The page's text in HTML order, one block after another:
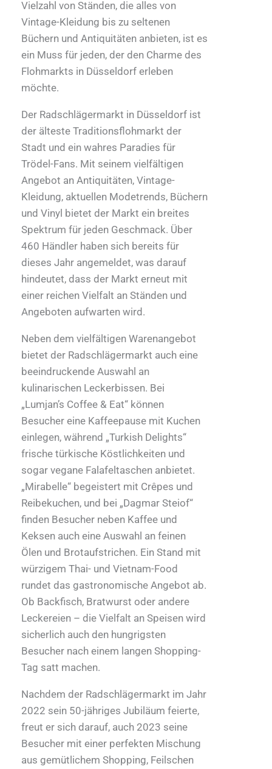
Vielzahl von Ständen, die alles von
Vintage-Kleidung bis zu seltenen
Büchern und Antiquitäten anbieten, ist es
ein Muss für jeden, der den Charme des
Flohmarkts in Düsseldorf erleben
möchte.
Der Radschlägermarkt in Düsseldorf ist
der älteste Traditionsflohmarkt der
Stadt und ein wahres Paradies für
Trödel-Fans. Mit seinem vielfältigen
Angebot an Antiquitäten, Vintage-
Kleidung, aktuellen Modetrends, Büchern
und Vinyl bietet der Markt ein breites
Spektrum für jeden Geschmack. Über
460 Händler haben sich bereits für
dieses Jahr angemeldet, was darauf
hindeutet, dass der Markt erneut mit
einer reichen Vielfalt an Ständen und
Angeboten aufwarten wird.
Neben dem vielfältigen Warenangebot
bietet der Radschlägermarkt auch eine
beeindruckende Auswahl an
kulinarischen Leckerbissen. Bei
„Lumjan’s Coffee & Eat“ können
Besucher eine Kaffeepause mit Kuchen
einlegen, während „Turkish Delights“
frische türkische Köstlichkeiten und
sogar vegane Falafeltaschen anbietet.
„Mirabelle“ begeistert mit Crêpes und
Reibekuchen, und bei „Dagmar Steiof“
finden Besucher neben Kaffee und
Keksen auch eine Auswahl an feinen
Ölen und Brotaufstrichen. Ein Stand mit
würzigem Thai- und Vietnam-Food
rundet das gastronomische Angebot ab.
Ob Backfisch, Bratwurst oder andere
Leckereien – die Vielfalt an Speisen wird
sicherlich auch den hungrigsten
Besucher nach einem langen Shopping-
Tag satt machen.
Nachdem der Radschlägermarkt im Jahr
2022 sein 50-jähriges Jubiläum feierte,
freut er sich darauf, auch 2023 seine
Besucher mit einer perfekten Mischung
aus gemütlichem Shopping, Feilschen